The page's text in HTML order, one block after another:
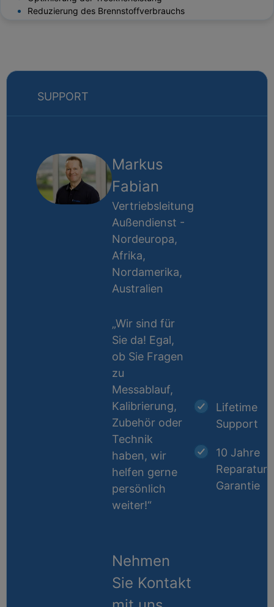
Reduzierung des Brennstoffverbrauchs
SUPPORT
Markus
Fabian
Vertriebsleitung
Außendienst -
Nordeuropa,
Afrika,
Nordamerika,
Australien
„Wir sind für
Sie da! Egal,
ob Sie Fragen
zu
Messablauf,
Kalibrierung,
Zubehör oder
Technik
haben, wir
helfen gerne
persönlich
weiter!“
Nehmen
Sie Kontakt
Lifetime
Support
10 Jahre
Reparatur-
Garantie